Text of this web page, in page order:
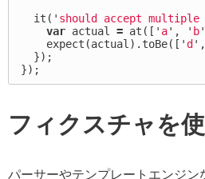
it ( ' should accept multiple
var actual = at ([ ' a' , ' b'
expect (actual ). toBe([ 'd' ,
});
});
フィクスチャを
パーサーやテンプレートエンジン